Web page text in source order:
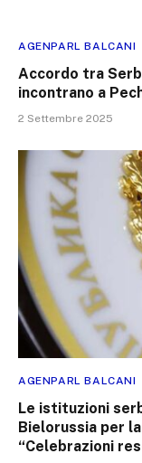
AGENPARL BALCANI
Accordo tra
incontrano a
2 Settembre 2025
AGENPARL BALCANI
Le istituzioni
Bielorussia per
“Celebrazioni